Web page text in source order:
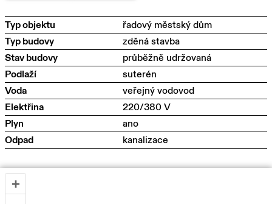
Typ objektu
řadový městský dům
Typ budovy
zděná stavba
Stav budovy
průběžně udržovaná
Podlaží
suterén
Voda
veřejný vodovod
Elektřina
220/380 V
Plyn
ano
Odpad
kanalizace
+